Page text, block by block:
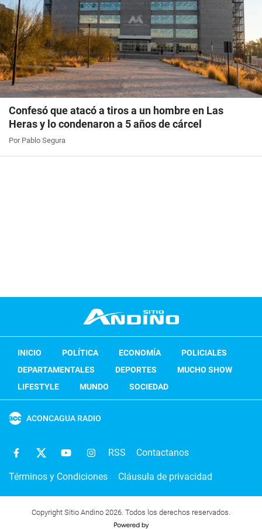
Confesó que atacó a tiros a un hombre en Las
Heras y lo condenaron a 5 años de cárcel
Por Pablo Segura
INICIO POLÍTICA ECONOMÍA
POLICIALES
DEPARTAMENTALES
DEPORTES
MUCHO SHOW
LIFESTYLE
MUNDO SOCIEDAD
ACONCAGUA RADIO
RSS Contactanos
Términos y Condiciones Cláusula de privacidad
Copyright Sitio Andino 2026. Todos los derechos reservados.